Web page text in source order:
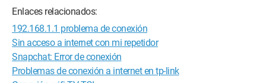
Pierre
Configuración:Windows XP / Chrome 29.0.1547.66
Enlaces relacionados:
192.168.1.1 problema de conexión
Sin acceso a internet con mi repetidor
Snapchat: Error de conexión
Problemas de conexión a internet en tp-link